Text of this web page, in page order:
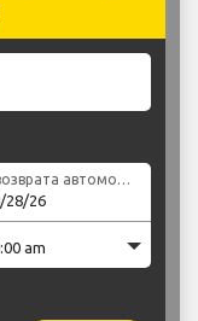
Дата возврата автомобиля